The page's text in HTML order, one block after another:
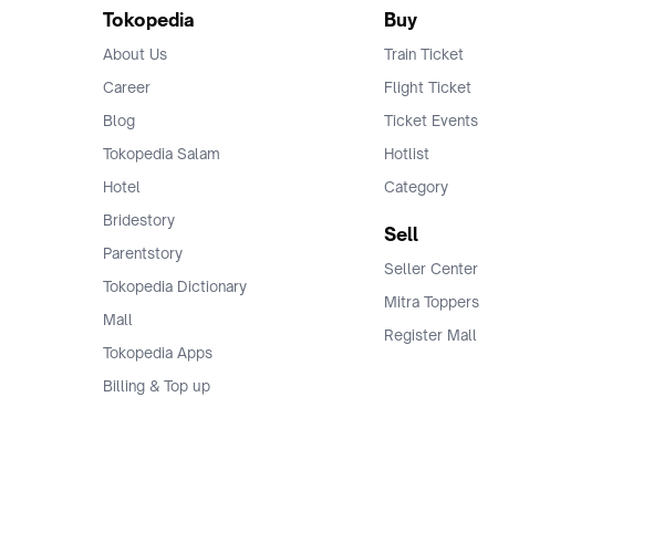
Tokopedia
About Us
Career
Blog
Tokopedia Salam
Hotel
Bridestory
Parentstory
Tokopedia Dictionary
Mall
Tokopedia Apps
Billing & Top up
Buy
Train Ticket
Flight Ticket
Ticket Events
Hotlist
Category
Sell
Seller Center
Mitra Toppers
Register Mall